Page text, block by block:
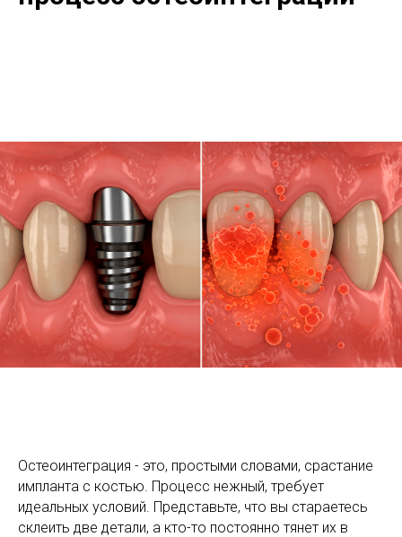
Остеоинтеграция - это, простыми словами, срастание
импланта с костью. Процесс нежный, требует
идеальных условий. Представьте, что вы стараетесь
склеить две детали, а кто-то постоянно тянет их в